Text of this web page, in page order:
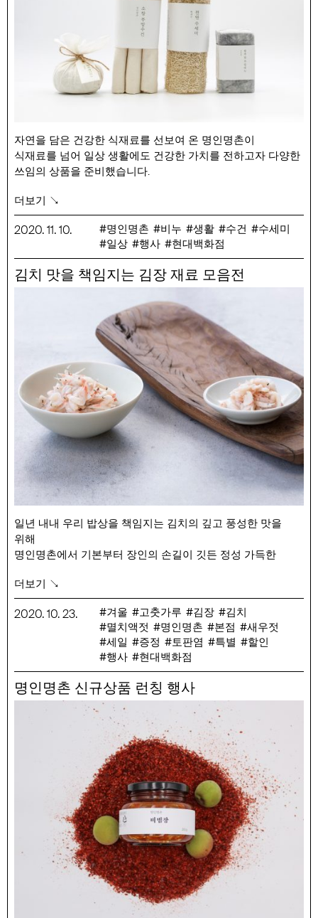
자연을 담은 건강한 식재료를 선보여 온 명인명촌이
식재료를 넘어 일상 생활에도 건강한 가치를 전하고자 다양한
쓰임의 상품을 준비했습니다.
고민한 친환경 제품들입니다.
제품 소개
– 신동걸 약쑥 비누 : 꽁꽁 언 겨울 땅에서도 살아남는 강인한
생명력을 지닌 참쑥이 함유된 약산성 비누 입니다. 약산성
오일이기에 민감한 피부에 사용하기 좋으며, 식물성 오일을
풍푸하게 사용해 보습효과가 좋습니다.
– 신동걸 왕겨숯 주방 비누 : 예로부터 양잿물로 사용하던
왕겨숯을 넣은 주방 비누입니다. 제대로 씻기지 않아 우리가
미량으로 섭취하게 되는 액체 비누가 아닌, 단단한 고체
형태로 만들어 안정적인 세정력과 깔끔한 마무리를
갖췄습니다.
– 명인명촌 소창 주방 수건 : 옥수수 전분으로 풀메김하여
친환경으로 생산한 소창으로 만든 주방 수건입니다. 통기성과
수분 흡수가 좋아 건조가 빠르고, 먼지 날림이 적어 사용이
용이하며, 알레르기 및 아토피가 있는 분들께도 좋은 천연
소재입니다.
– 박래진 무농약 천연 수세미 : 피부미용과 기관지 약, 그릇
닦는 용도 등 예로부터 다양한 쓰임으로 사용 된 수세미
열매로 만든 천연 수세미 입니다. 무농약으로 기른 수세미
열매를 삶아 껍질을 벗긴 후 볕이 좋은 날 말려 맑은 햇볕을
그대로 머금고 있습니다.
더보기 ↘
2020.11.10. 명인명촌 비누 생활 수건
수세미
일상
행사 현대백화점
김치 맛을 책임지는 김장 재료 모음전
일년 내내 우리 밥상을 책임지는 김치의 깊고 풍성한 맛을
위해
명인명촌에서 기본부터 장인의 손길이 깃든 정성 가득한
추젓과 대용량 육젓, 황토판염은 일년 중 이맘때만 만날 수
있는 소중한 재료입니다.
행사 기간 : 10/23(금) ~ 11/30(월)
행사 품목 : 김정배 새우젓(육젓, 추젓)각 2kg, 육젓 1kg/250g,
방영길 고춧가루 500g, 김명수 멸치액젓 1.8L/420ml, 정구슬
갯벌천일염 3kg, 박성춘 황토판염 4kg, 김영습 매실바다
700ml, 윤원상 볶음참깨 280g, 이득자 무말랭이 120g, 곽석주
표고버섯가루 80g
더보기 ↘
2020.10.23. 겨울 고춧가루 김장
김치
멸치액젓
명인명촌 본점
새우젓
세일
증정 토판염 특별
할인
행사
현대백화점
명인명촌 신규상품 런칭 행사